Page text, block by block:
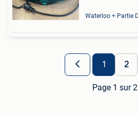
1 2
Page 1 sur 2